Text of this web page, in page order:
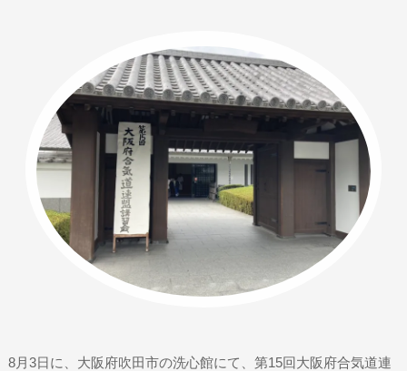
8月3日に、大阪府吹田市の洗心館にて、第15回大阪府合気道連